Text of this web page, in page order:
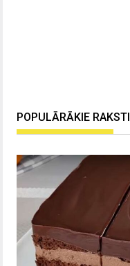
POPULĀRĀKIE RAKSTI